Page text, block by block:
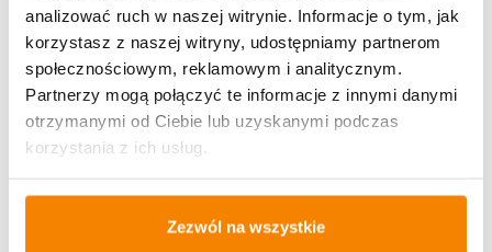
analizować ruch w naszej witrynie. Informacje o tym, jak
korzystasz z naszej witryny, udostępniamy partnerom
społecznościowym, reklamowym i analitycznym.
Partnerzy mogą połączyć te informacje z innymi danymi
otrzymanymi od Ciebie lub uzyskanymi podczas
korzystania z ich usług.
Zezwól na wszystkie
Opis produktu
Specyfikacja
Opinie klientów